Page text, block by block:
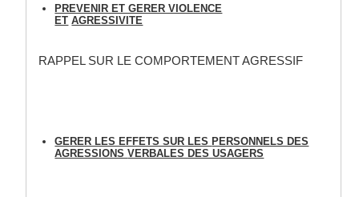
PREVENIR ET GERER VIOLENCE
ET AGRESSIVITE
RAPPEL SUR LE COMPORTEMENT AGRESSIF
GERER LES EFFETS SUR LES PERSONNELS DES
AGRESSIONSVERBALES DES USAGERS